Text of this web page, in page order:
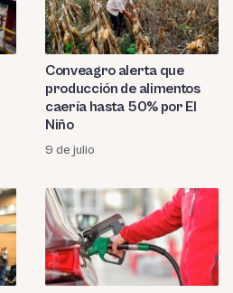
Conveagro alerta que
producción de alimentos
caería hasta 50% por El
Niño
9 de julio